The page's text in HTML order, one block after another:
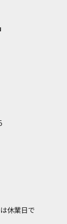
休業日で